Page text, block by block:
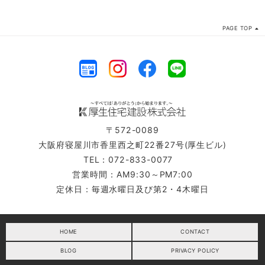
PAGE TOP
〒572-0089
大阪府寝屋川市香里西之町22番27号(厚生ビル)
TEL：072-833-0077
営業時間：AM9:30～PM7:00
定休日：毎週水曜日及び第2・4木曜日
HOME CONTACT
BLOG PRIVACY POLICY